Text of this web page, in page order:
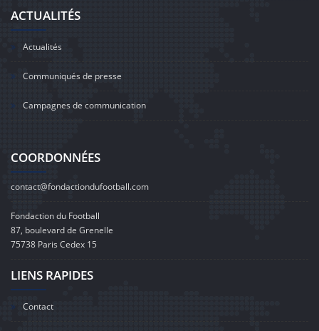
ACTUALITÉS
Actualités
Communiqués de presse
Campagnes de communication
COORDONNÉES
contact@fondactiondufootball.com
Fondaction du Football
87, boulevard de Grenelle
75738 Paris Cedex 15
LIENS RAPIDES
Contact